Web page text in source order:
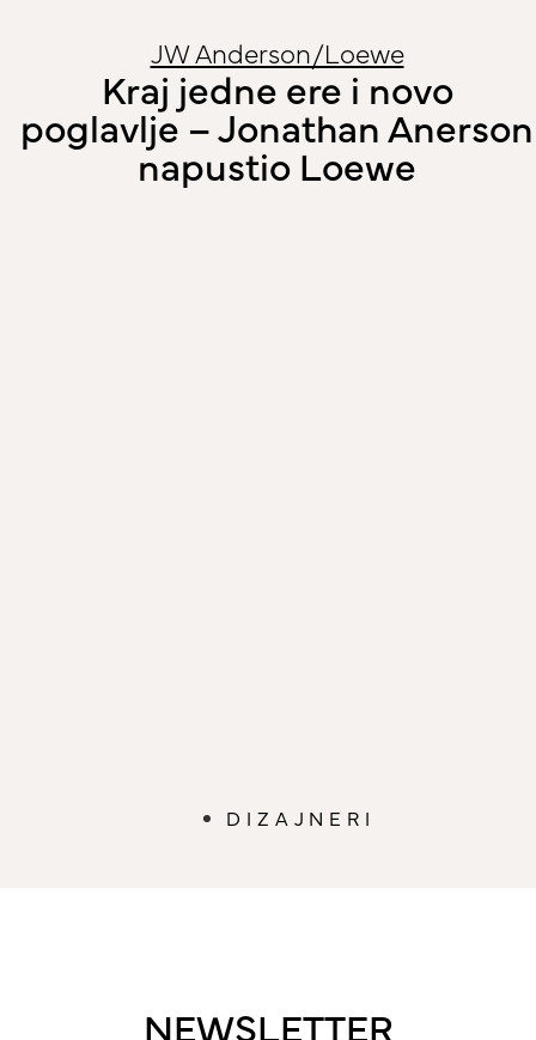
JW Anderson/Loewe
Kraj jedne ere i novo
poglavlje – Jonathan Anerson
napustio Loewe
DIZAJNERI
NEWSLETTER